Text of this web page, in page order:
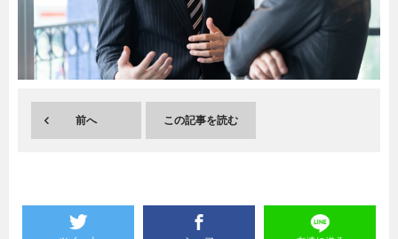
暮らし エンタメ
前へ この記事を読む